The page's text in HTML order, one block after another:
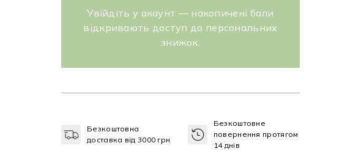
Увійдіть у акаунт — накопичені бали
відкривають доступ до персональних
знижок.
Безкоштовна
доставка від 3000 грн
Безкоштовне
повернення протягом
14 днів